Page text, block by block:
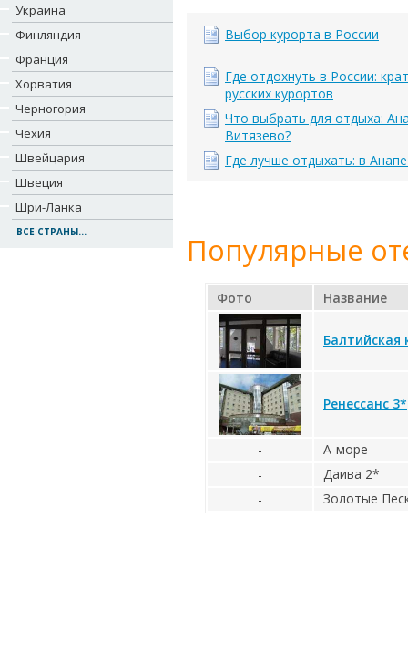
Украина
Финляндия
Франция
Хорватия
Черногория
Чехия
Швейцария
Швеция
Шри-Ланка
ВСЕ СТРАНЫ...
Выбор курорта в России
Где отдохнуть в России:
русских курортов
Что выбрать для отдыха:
Витязево?
Где лучше отдыхать: в
Популярные
Фото Название
Балтийская
Ренессанс 3*
-
А-море
-
Даива 2*
-
Золотые